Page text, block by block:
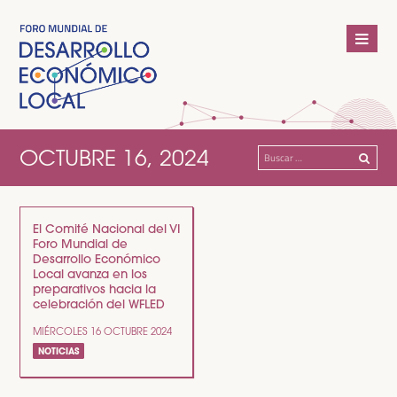
OCTUBRE 16, 2024 Buscar:
El Comité Nacional del VI
Foro Mundial de
Desarrollo Económico
Local avanza en los
preparativos hacia la
celebración del WFLED
MIÉRCOLES 16 OCTUBRE 2024
NOTICIAS